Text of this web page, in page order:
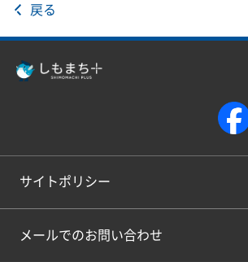
戻る
サイトポリシー
メールでのお問い合わせ